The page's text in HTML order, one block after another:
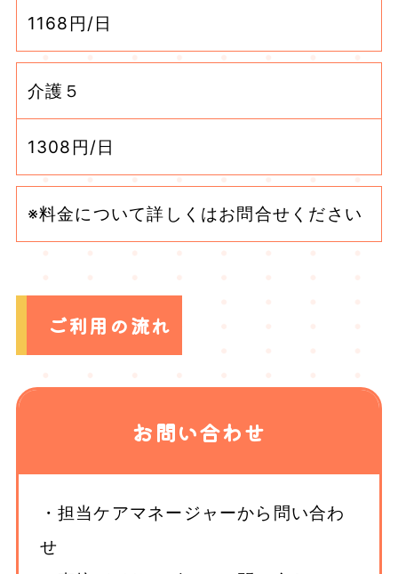
1168円/日
介護５
1308円/日
※料金について詳しくはお問合せください
ご利用の流れ
お問い合わせ
・担当ケアマネージャーから問い合わ
せ